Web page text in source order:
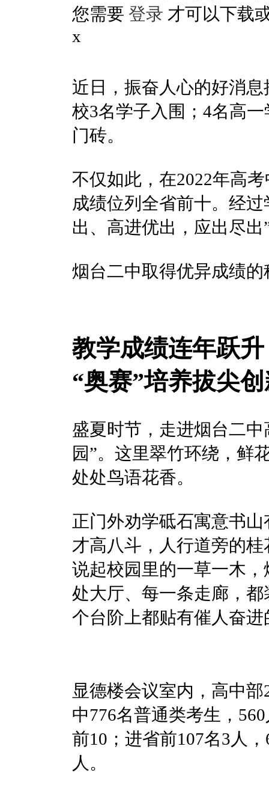
您需要 登录 才可以下载
x
近日，振奋人心的好消
校3名学子入围；4名高
门砖。
不仅如此，在2022年高
成绩位列全省前十。经
出、高进优出，应出尽出
烟台二中取得优异成绩
教学成绩连年跃升
“奥赛”培养拔尖
盛夏时节，走进烟台二
园”。这里翠竹环绕，鲜
处处鸟语花香。
正门外劝学砥石寓意书
才高八斗，人行道旁的
说起校园里的一草一木
处大厅、每一条走廊，
个台阶上都贴有催人奋
显德楼会议室内，高中
中776名普通类考生，
前10；进省前107名3人
人。